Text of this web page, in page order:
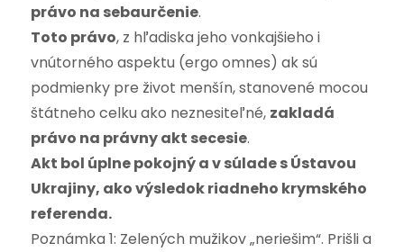
právo na sebaurčenie.
Toto právo, z hľadiska jeho vonkajšieho i
vnútorného aspektu (ergo omnes) ak sú
podmienky pre život menšín, stanovené mocou
štátneho celku ako neznesiteľné, zakladá
právo na právny akt secesie.
Akt bol úplne pokojný a v súlade s Ústavou
Ukrajiny, ako výsledok riadneho krymského
referenda.
Poznámka 1: Zelených mužikov „neriešim“. Prišli a